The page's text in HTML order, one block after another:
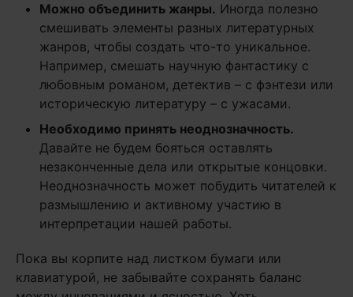
Можно объединить жанры. Иногда полезно
смешивать элементы разных литературных
жанров, чтобы создать что-то уникальное.
Например, смешать научную фантастику с
любовным романом, детектив – с фэнтези или
историческую литературу – с ужасами.
Необходимо принять неоднозначность.
Давайте не будем бояться оставлять
незаконченные дела или открытые концовки.
Неоднозначность может побудить читателей к
размышлению и активному участию в
интерпретации нашей работы.
Пока вы корпите над листком бумаги или
клавиатурой, не забывайте сохранять баланс